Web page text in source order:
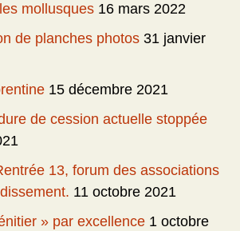
mollusques 16 mars 2022
de planches photos 31 janvier
15 décembre 2021
de cession actuelle stoppée
13, forum des associations
11 octobre 2021
» par excellence 1 octobre